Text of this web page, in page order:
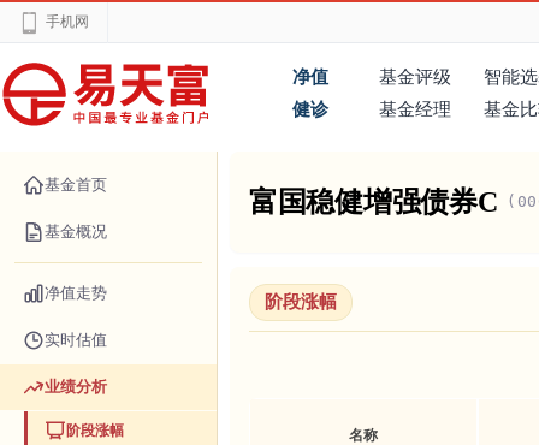
手机网
净值 基金评级
智能
健诊
基金经理 基金
基金首页
基金概况
净值走势
实时估值
业绩分析
阶段涨幅
富国稳健增强债券C
阶段涨幅
名称